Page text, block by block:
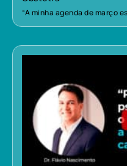
“A minha agenda de março